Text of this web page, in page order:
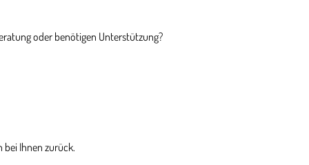
oder benötigen Unterstützung?
Ihnen zurück.